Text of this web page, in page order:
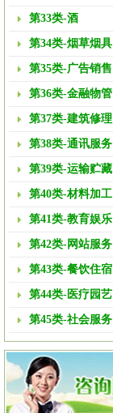
第33类-酒
第34类-烟草烟具
第35类-广告销售
第36类-金融物管
第37类-建筑修理
第38类-通讯服务
第39类-运输贮藏
第40类-材料加工
第41类-教育娱乐
第42类-网站服务
第43类-餐饮住宿
第44类-医疗园艺
第45类-社会服务